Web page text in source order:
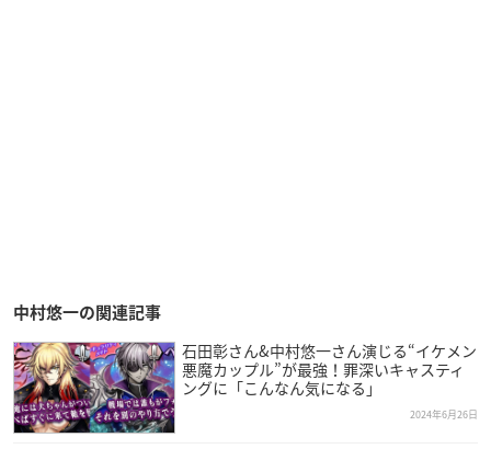
中村悠一の関連記事
石田彰さん&中村悠一さん演じる“イケメン
悪魔カップル”が最強！罪深いキャスティ
ングに「こんなん気になる」
2024年6月26日